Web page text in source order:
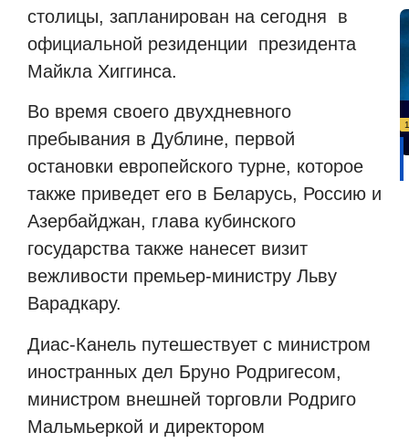
столицы, запланирован на сегодня
в
официальной резиденции
президента
Майкла Хиггинса.
Во время своего двухдневного
пребывания в Дублине, первой
остановки европейского турне, которое
также приведет его в Беларусь, Россию и
Азербайджан, глава кубинского
государства также нанесет визит
вежливости премьер-министру Льву
Варадкару.
Диас-Канель путешествует с министром
иностранных дел Бруно Родригесом,
министром внешней торговли Родриго
Мальмьеркой и директором